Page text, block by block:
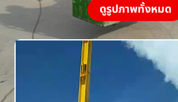
ดูรูปภาพทั้งหมด